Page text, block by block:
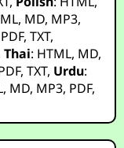
, MD, MP3,
PDF,TXT,
Thai: HTML, MD,
,TXT, Urdu:
, MD, MP3, PDF,